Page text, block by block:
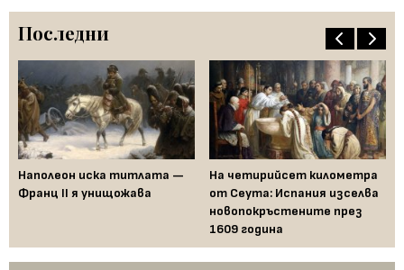
Последни
Наполеон иска титлата —
Франц II я унищожава
На четирийсет километра
от Сеута: Испания изселва
новопокръстените през
1609 година